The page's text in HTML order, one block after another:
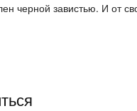
черной завистью. И от